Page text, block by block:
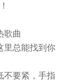
歌曲
里总能找到你
不要紧，手指